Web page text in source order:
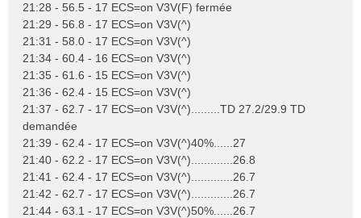
21:28 - 56.5 - 17 ECS=on V3V(F) fermée
21:29 - 56.8 - 17 ECS=on V3V(^)
21:31 - 58.0 - 17 ECS=on V3V(^)
21:34 - 60.4 - 16 ECS=on V3V(^)
21:35 - 61.6 - 15 ECS=on V3V(^)
21:36 - 62.4 - 15 ECS=on V3V(^)
21:37 - 62.7 - 17 ECS=on V3V(^).........TD 27.2/29.9 TD
demandée
21:39 - 62.4 - 17 ECS=on V3V(^)40%......27
21:40 - 62.2 - 17 ECS=on V3V(^).............26.8
21:41 - 62.4 - 17 ECS=on V3V(^).............26.7
21:42 - 62.7 - 17 ECS=on V3V(^).............26.7
21:44 - 63.1 - 17 ECS=on V3V(^)50%......26.7